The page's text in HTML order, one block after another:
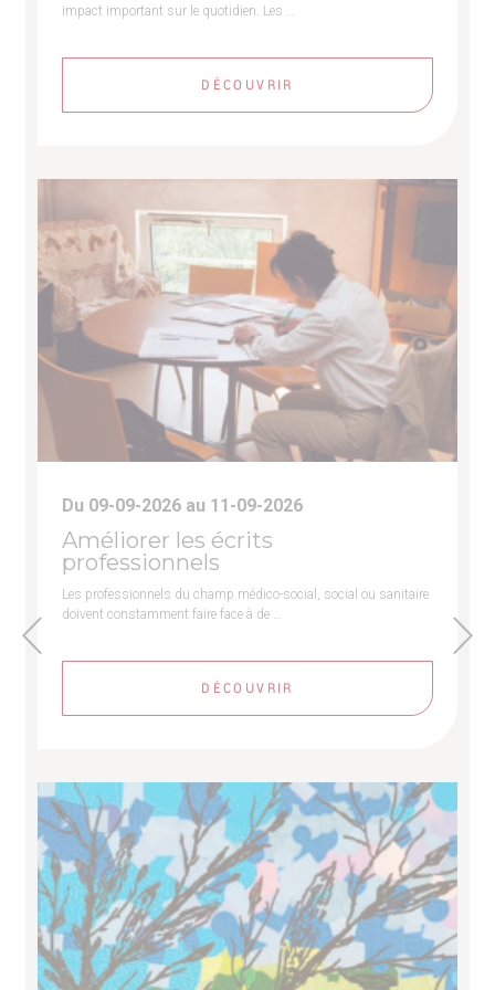
impact important sur le quotidien. Les …
DÉCOUVRIR
Du 09-09-2026 au 11-09-2026
Améliorer les écrits
professionnels
Les professionnels du champ médico-social, social ou sanitaire
doivent constamment faire face à de …
DÉCOUVRIR